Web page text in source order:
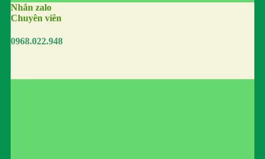
Nhắn zalo
Chuyên viên
0968.022.948